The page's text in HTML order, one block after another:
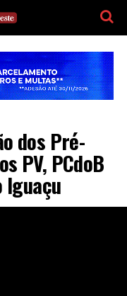
dos Pré-
PV, PCdoB
Iguaçu